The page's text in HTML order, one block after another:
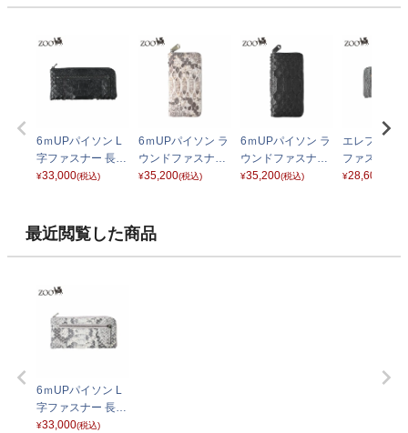
6ｍUPパイソン L
字ファスナー 長財
布 ブラック
¥33,000(税込)
6ｍUPパイソン ラ
ウンドファスナー
長財布 ナチュラル
¥35,200(税込)
6ｍUPパイソン ラ
ウンドファスナー
長財布 ブラック
¥35,200(税込)
エレファン
ファスナー
アムウォレ
¥28,600
最近閲覧した商品
6ｍUPパイソン L
字ファスナー 長財
布 ナチュラル
¥33,000(税込)